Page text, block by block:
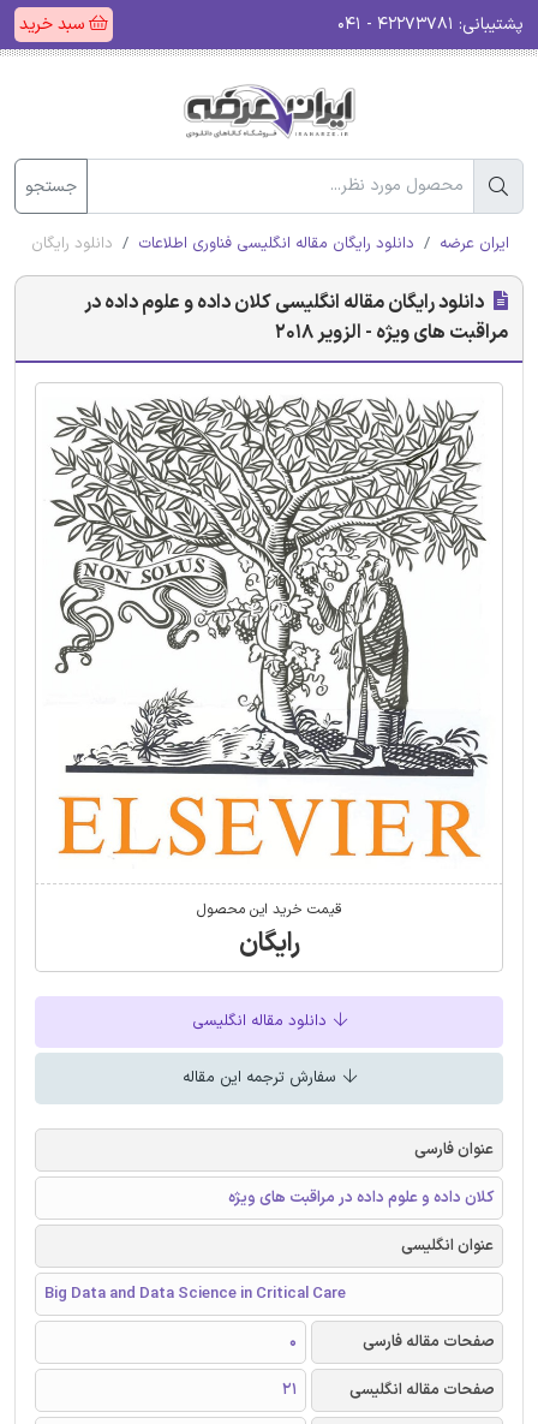
پشتیبانی: سبد خرید
جستجو
ایران عرضه دانلود رایگان مقاله انگلیسی فناوری اطلاعات دانلود رایگان
دانلود رایگان مقاله انگلیسی کلان داده و علوم داده در
مراقبت های ویژه - الزویر 2018
قیمت خرید این محصول
رایگان
دانلود مقاله انگلیسی
سفارش ترجمه این مقاله
عنوان فارسی
کلان داده و علوم داده در مراقبت های ویژه
عنوان انگلیسی
Big Data and Data Science in Critical Care
صفحات مقاله فارسی
0
صفحات مقاله انگلیسی
21